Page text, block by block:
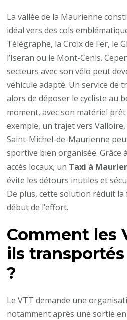
La vallée de la Maurienne
idéal vers des cols
Télégraphe, la Croix de Fer, le
l’Iseran ou le Mont-Cenis.
secteurs avec son vélo peut
véhicule adapté. Un service de
alors de déposer le cycliste au
moment, avec son matériel
exemple, un trajet vers
Saint-Michel-de-Maurienne
sportive bien organisée. Grâce
accès locaux, un Taxi à
évite les détours inutiles et
De plus, cette solution réduit
début de l’effort.
Comment les
ils
?
Le VTT demande une
notamment après une sortie